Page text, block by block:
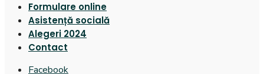
Formulare online
Asistență socială
Alegeri 2024
Contact
Facebook